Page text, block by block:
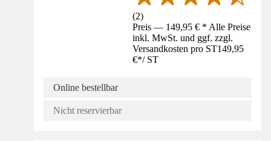
(2)
Preis — 149,95 € * Alle Preise
inkl. MwSt. und ggf. zzgl.
Versandkosten pro ST149,95
€*/ ST
Online bestellbar
Nicht reservierbar